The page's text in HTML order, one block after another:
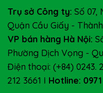
Trụ sở Công ty: Số 07,
Quận Cầu Giấy -
VP bán hàng Hà Nội:
Phường Dịch Vọng -
Điện thoại: (+84) 0243.
212 3661 I Hotline: